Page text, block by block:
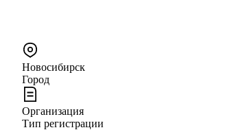
Новосибирск
Город
Организация
Тип регистрации